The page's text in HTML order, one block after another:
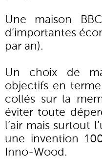
Une maison
d’importantes
par an).
Un choix de
objectifs en
collés sur la
éviter toute
l’air mais surtout
une invention
Inno-Wood.